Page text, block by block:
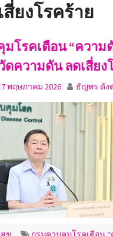
ยงโรคร้าย
โรคเตือน “ความ
ความดัน ลดเสี่ยง
พฤษภาคม 2026 ธัญพร ดัง